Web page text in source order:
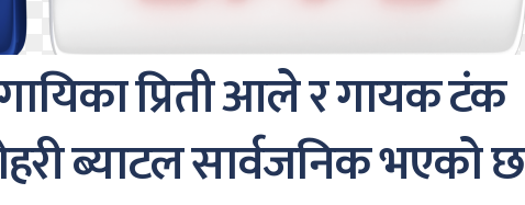
प्रिती आले र गायक टंक
ब्याटल सार्वजनिक भएको छ